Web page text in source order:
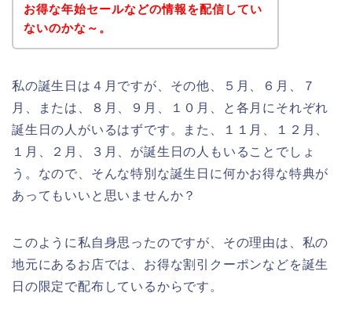
お得な年始セールなどの情報を配信してい
ないのかな～。
私の誕生日は４月ですが、その他、５月、６月、７
月、または、８月、９月、１０月、と各月にそれぞれ
誕生日の人がいるはずです。また、１１月、１２月、
１月、２月、３月、が誕生日の人もいることでしょ
う。なので、そんな特別な誕生日に何かお得な特典が
あってもいいと思いませんか？
このように私自身思ったのですが、その理由は、私の
地元にあるお店では、お得な割引クーポンなどを誕生
日の限定で配布しているからです。